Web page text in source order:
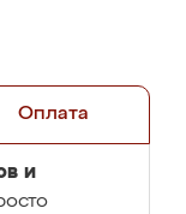
Оплата
и